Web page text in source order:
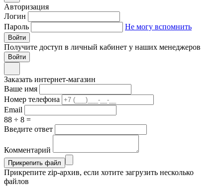
Авторизация
Логин
Пароль
Не могу вспомнить
Войти
Получите доступ в личный кабинет у наших менеджеров
Заказать интернет-магазин
Ваше имя
Номер телефона
Email
88 ÷ 8 =
Введите ответ
Комментарий
Прикрепить файл
Прикрепите zip-архив, если хотите загрузить несколько
файлов